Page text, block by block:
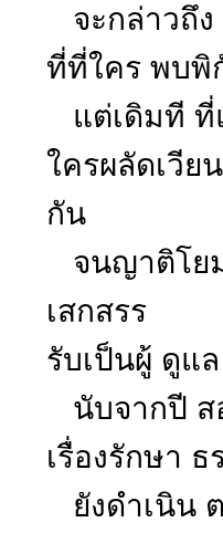
จะกล่าวถึ
ที่ที่ใคร พบ
แต่เดิมที
ใครผลัดเวี
กัน
จนญาติโย
เสกสรร
รับเป็นผู้ ดู
นับจากปี
เรื่องรักษา
ยังดำเนิน